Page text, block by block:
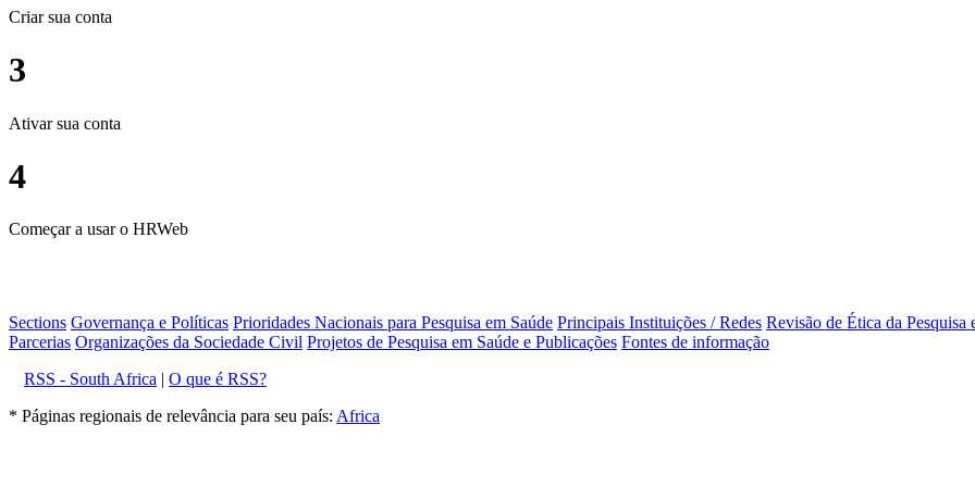
Criar sua conta
3
Ativar sua conta
4
Começar a usar o HRWeb
Sections Governança e Políticas Prioridades Nacionais para Pesquisa em Saúde Principais Instituições / Redes Revisão de Ética da Pesquisa
Parcerias Organizações da Sociedade Civil Projetos de Pesquisa em Saúde e Publicações Fontes de informação
RSS - South Africa | O que é RSS?
* Páginas regionais de relevância para seu país: Africa